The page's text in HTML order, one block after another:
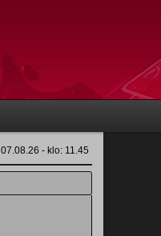
07.08.26 - klo: 11.45